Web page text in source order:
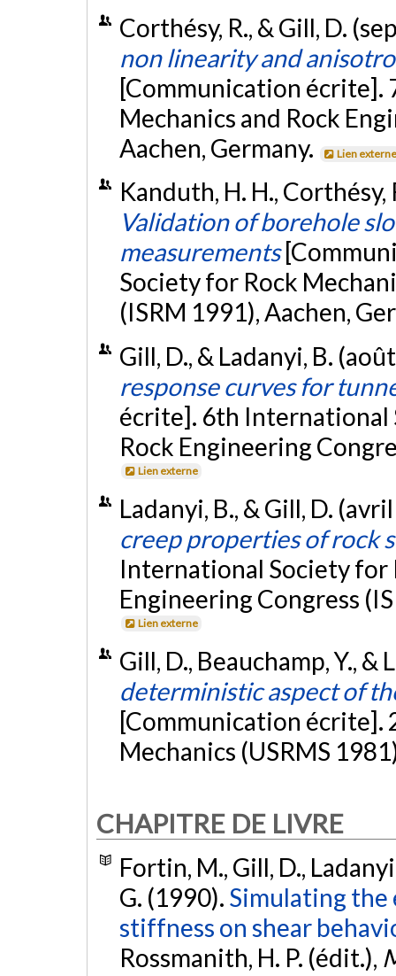
Corthésy, R., & Gill, D.
non linearity and
[Communication
Mechanics and Rock
Aachen, Germany.
Lien
Kanduth, H. H.,
Validation of borehole
measurements
Society for Rock
(ISRM 1991), Aachen,
Gill, D., & Ladanyi, B.
response curves for
écrite]. 6th International
Rock Engineering
Lien externe
Ladanyi, B., & Gill, D.
creep properties of rock
International Society for
Engineering Congress
Lien externe
Gill, D., Beauchamp, Y.,
deterministic aspect of
[Communication écrite].
Mechanics (USRMS
CHAPITRE DE LIVRE
Fortin, M., Gill, D.,
G. (1990). Simulating the
stiffness on shear
Rossmanith, H. P. (édit.),